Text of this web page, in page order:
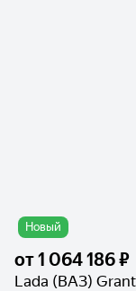
Новый
от1 064 186 ₽
Lada (ВАЗ)